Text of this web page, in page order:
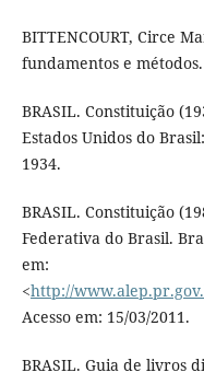
BITTENCOURT, Circe
fundamentos e
BRASIL. Constituição
Estados Unidos do
1934.
BRASIL. Constituição
Federativa do Brasil.
em:
<http://
Acesso em: 15/03/2011.
BRASIL. Guia de livros